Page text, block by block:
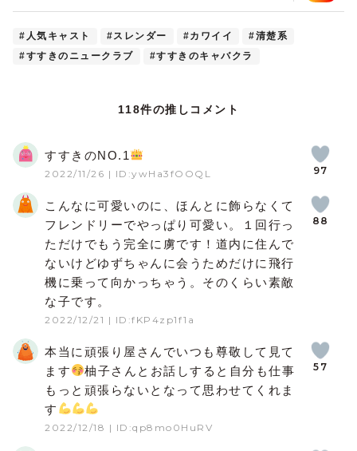
#人気キャスト #スレンダー #カワイイ
#清楚系
#すすきのニュークラブ
#すすきのキャバクラ
118件の推しコメント
2022/11/26 | ID:ywHa3fOOQL
すすきのNO.1
97
2022/12/21 | ID:fKP4zp1f1a
こんなに可愛いのに、ほんとに飾らなくて
フレンドリーでやっぱり可愛い。１回行っ
ただけでもう完全に虜です！道内に住んで
ないけどゆずちゃんに会うためだけに飛行
機に乗って向かっちゃう。そのくらい素敵
な子です。
88
2022/12/18 | ID:qp8mo0HuRV
本当に頑張り屋さんでいつも尊敬して見て
ます
柚子さんとお話しすると自分も仕事
もっと頑張らないとなって思わせてくれま
す
57